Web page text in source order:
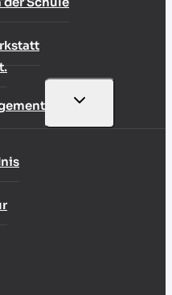
UNTERMENÜ